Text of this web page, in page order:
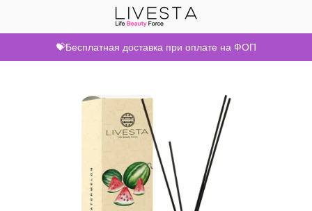
💝Бесплатная доставка при оплате на ФОП